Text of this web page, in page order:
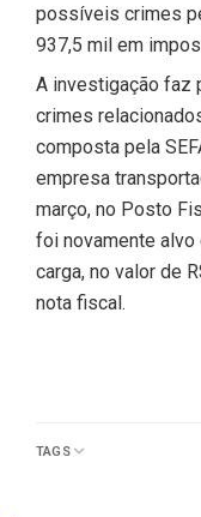
possíveis crimes
937,5 mil em
A investigação faz
crimes
composta pela
empresa
março, no Posto
foi novamente alvo
carga, no valor de
nota fiscal.
TAGS